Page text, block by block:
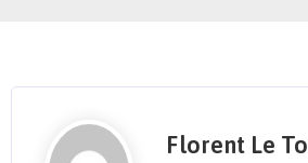
Florent Le